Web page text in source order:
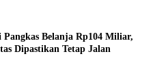
Belanja Rp104 Miliar,
Dipastikan Tetap Jalan